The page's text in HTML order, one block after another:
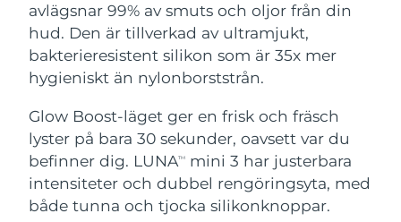
avlägsnar 99% av smuts och oljor från din
hud. Den är tillverkad av ultramjukt,
bakterieresistent silikon som är 35x mer
hygieniskt än nylonborststrån.
Glow Boost-läget ger en frisk och fräsch
lyster på bara 30 sekunder, oavsett var du
befinner dig. LUNATM
mini 3 har justerbara
intensiteter och dubbel rengöringsyta, med
både tunna och tjocka silikonknoppar.
LUNA™ 4 Plus
Massage, LED heating
LUNA™ 4 Men
For men, anti-aging massage
BEAR™ 2 go
Microcurrent toning on-the-go
BEAR™ 2 eyes & lips
Microcurrent line smoothing device
Återfuktning
UFO™ 3-paket
Deep facial hydration
UFO™ 3 LED
Near-infrared and red light therapy
device
Munvård
issa™ 4
Hybrid silicone sonic toothbrush
issa™ 4 plus
Smart hybrid silicone sonic toothbrush
FAQ™ ANTI-AGING-BEHANDLING
Anti-aging LED-behandlingar
NEW
Bosnien och
Hercegovina
Förväntad leverans
Brunei Förväntad leverans
Bulgarien Förväntad leverans11/08/2026
Kanada Förväntad leverans15/08/2026
Chile Förväntad leverans15/08/2026